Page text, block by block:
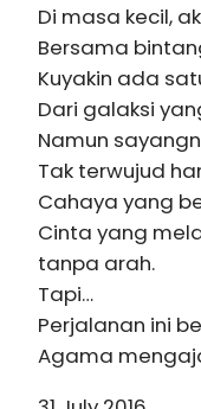
Di masa kecil,
Bersama
Kuyakin ada
Dari galaksi
Namun
Tak terwujud
Cahaya yang
Cinta yang
tanpa arah.
Tapi…
Perjalanan ini
Agama